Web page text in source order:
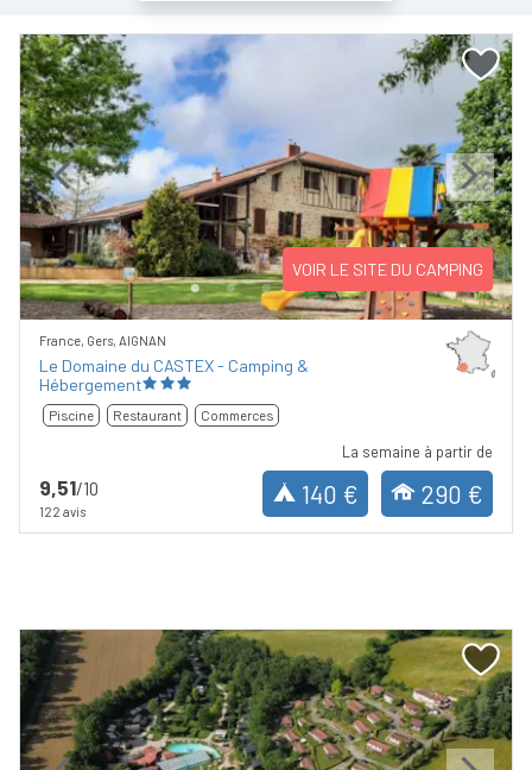
Previous Next
VOIR LE SITE DU CAMPING
France, Gers, AIGNAN
Le Domaine du CASTEX - Camping &
Hébergement
Piscine Restaurant Commerces
9,51/10
122 avis
La semaine à partir de
140 € 290 €